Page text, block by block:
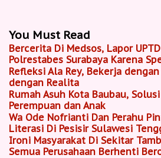
You Must Read
Bercerita Di Medsos, Lapor UPTD
Polrestabes Surabaya Karena
Refleksi Ala Rey, Bekerja
dengan Realita
Rumah Asuh Kota Baubau,
Perempuan dan Anak
Wa Ode Nofrianti Dan Perahu
Literasi Di Pesisir Sulawesi
Ironi Masyarakat Di Sekitar
Semua Perusahaan Berhenti